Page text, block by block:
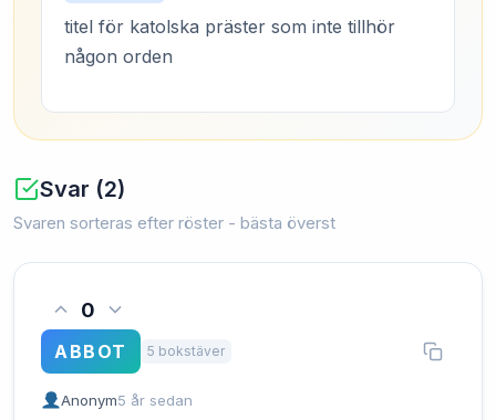
titel för katolska präster som inte tillhör
någon orden
Svar (2)
Svaren sorteras efter röster - bästa överst
0
ABBOT 5 bokstäver
Anonym5 år sedan